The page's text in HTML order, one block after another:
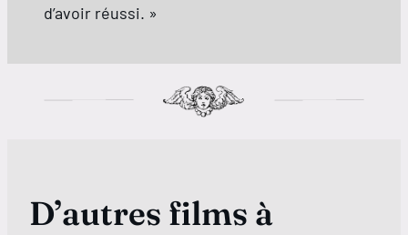
d’avoir réussi. »
D’autres films à